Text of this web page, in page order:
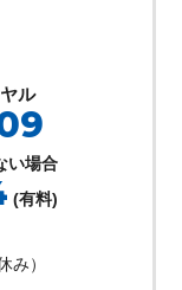
ル
い場合
(有料)
み）